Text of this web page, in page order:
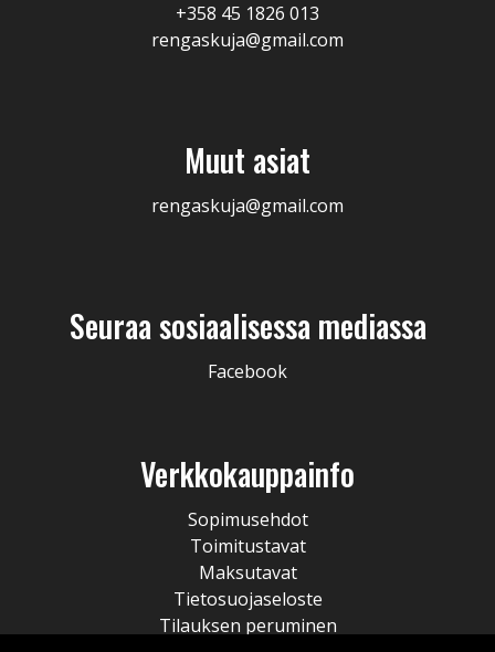
+358 45 1826 013
rengaskuja@gmail.com
Muut asiat
rengaskuja@gmail.com
Seuraa sosiaalisessa mediassa
Facebook
Verkkokauppainfo
Sopimusehdot
Toimitustavat
Maksutavat
Tietosuojaseloste
Tilauksen peruminen